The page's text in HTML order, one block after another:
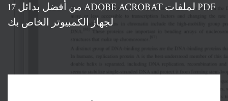
17 من أفضل بدائل ADOBE ACROBAT لملفات PDF
لجهاز الكمبيوتر الخاص بك